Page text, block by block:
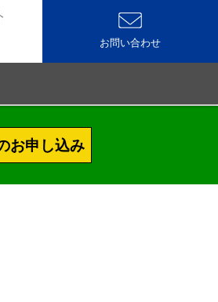
お問い合わせ
お申し込み